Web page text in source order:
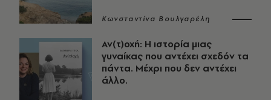
Κωνσταντίνα Βουλγαρέλη
Αν(τ)οχή: Η ιστορία μιας
γυναίκας που αντέχει σχεδόν τα
πάντα. Μέχρι που δεν αντέχει
άλλο.